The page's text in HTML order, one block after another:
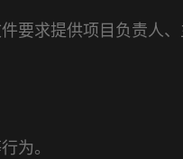
要求提供项目负责人
为。